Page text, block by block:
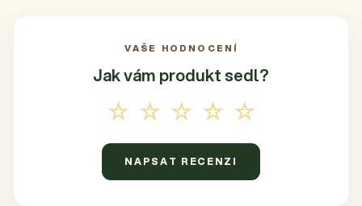
VAŠE HODNOCENÍ
Jak vám produkt sedl?
☆☆☆☆☆
NAPSAT RECENZI